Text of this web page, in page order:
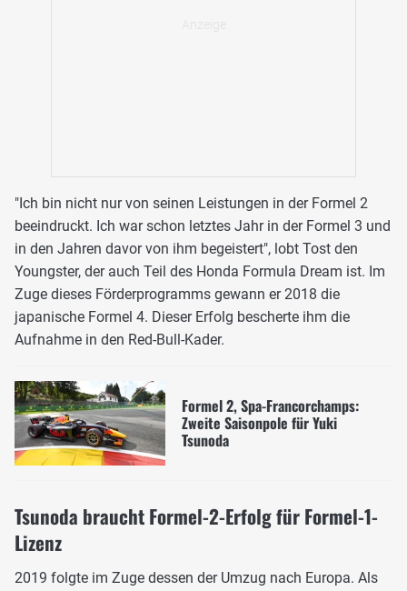
"Ich bin nicht nur von seinen Leistungen in der Formel 2
beeindruckt. Ich war schon letztes Jahr in der Formel 3 und
in den Jahren davor von ihm begeistert", lobt Tost den
Youngster, der auch Teil des Honda Formula Dream ist. Im
Zuge dieses Förderprogramms gewann er 2018 die
japanische Formel 4. Dieser Erfolg bescherte ihm die
Aufnahme in den Red-Bull-Kader.
Formel 2, Spa-Francorchamps:
Zweite Saisonpole für Yuki
Tsunoda
Tsunoda braucht Formel-2-Erfolg für Formel-1-
Lizenz
2019 folgte im Zuge dessen der Umzug nach Europa. Als